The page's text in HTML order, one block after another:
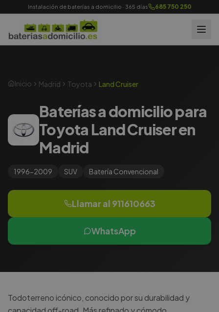
Instalación de baterías a domicilio · 365 días 685 750 250
Inicio Madrid Toyota Land Cruiser
Baterías a domicilio para
Toyota Land Cruiser en
Madrid
1996-2009 SUV Batería Convencional
Llamar al 911610663
WhatsApp
Todoterreno icónico, conocido por su durabilidad y